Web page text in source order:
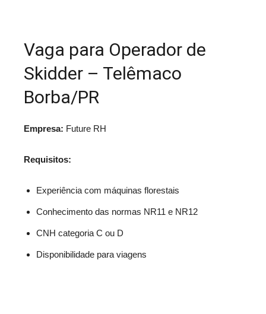
Vaga para Operador de
Skidder – Telêmaco
Borba/PR
Empresa: Future RH
Requisitos:
Experiência com máquinas florestais
Conhecimento das normas NR11 e NR12
CNH categoria C ou D
Disponibilidade para viagens